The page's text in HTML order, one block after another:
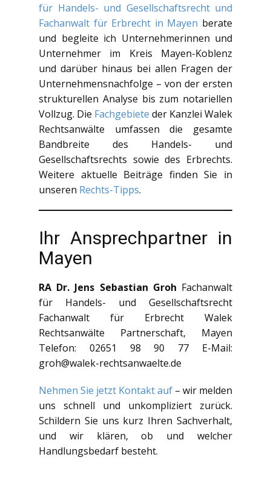
für Handels- und Gesellschaftsrecht und
Fachanwalt für Erbrecht in Mayen berate
und begleite ich Unternehmerinnen und
Unternehmer im Kreis Mayen-Koblenz
und darüber hinaus bei allen Fragen der
Unternehmensnachfolge – von der ersten
strukturellen Analyse bis zum notariellen
Vollzug. Die Fachgebiete der Kanzlei Walek
Rechtsanwälte umfassen die gesamte
Bandbreite des Handels- und
Gesellschaftsrechts sowie des Erbrechts.
Weitere aktuelle Beiträge finden Sie in
unseren Rechts-Tipps.
Ihr Ansprechpartner in
Mayen
RA Dr. Jens Sebastian Groh Fachanwalt
für Handels- und Gesellschaftsrecht
Fachanwalt für Erbrecht Walek
Rechtsanwälte Partnerschaft, Mayen
Telefon: 02651 98 90 77 E-Mail:
groh@walek-rechtsanwaelte.de
Nehmen Sie jetzt Kontakt auf – wir melden
uns schnell und unkompliziert zurück.
Schildern Sie uns kurz Ihren Sachverhalt,
und wir klären, ob und welcher
Handlungsbedarf besteht.